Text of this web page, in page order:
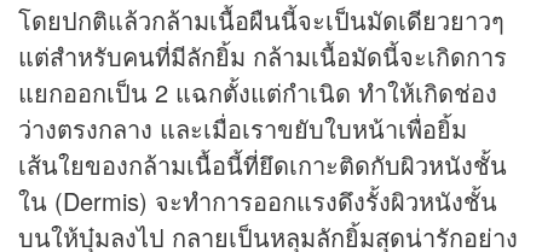
โดยปกติแล้วกล้ามเนื้อผืนนี้จะเป็นมัดเดียวยาวๆ
แต่สำหรับคนที่มีลักยิ้ม กล้ามเนื้อมัดนี้จะเกิดการ
แยกออกเป็น 2 แฉกตั้งแต่กำเนิด ทำให้เกิดช่อง
ว่างตรงกลาง และเมื่อเราขยับใบหน้าเพื่อยิ้ม
เส้นใยของกล้ามเนื้อนี้ที่ยึดเกาะติดกับผิวหนังชั้น
ใน (Dermis) จะทำการออกแรงดึงรั้งผิวหนังชั้น
บนให้บุ๋มลงไป กลายเป็นหลุมลักยิ้มสุดน่ารักอย่าง